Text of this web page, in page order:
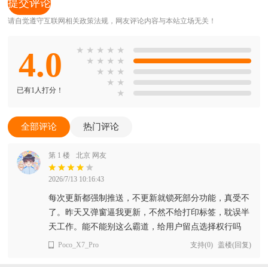
请自觉遵守互联网相关政策法规，网友评论内容与本站立场无关！
4.0
已有1人打分！
★ ★ ★ ★ ★
★ ★ ★ ★
★ ★ ★
★ ★
★
全部评论 热门评论
第 1 楼 北京 网友
2026/7/13 10:16:43
每次更新都强制推送，不更新就锁死部分功能，真受不
了。昨天又弹窗逼我更新，不然不给打印标签，耽误半
天工作。能不能别这么霸道，给用户留点选择权行吗
Poco_X7_Pro 支持(0) 盖楼(回复)